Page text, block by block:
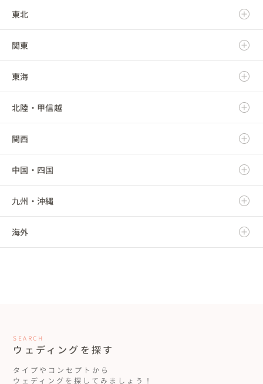
北海道
東北
青森県
岩手県
宮城県
秋田県
山形県
福島県
関東
茨城県
栃木県
群馬県
埼玉県
千葉県
東京都
東海
岐阜県
静岡県
愛知県
三重県
北陸・甲信越
新潟県
富山県
石川県
福井県
関西
滋賀県
京都府
大阪府
中国・四国
鳥取県
島根県
徳島県
九州・沖縄
福岡県
大分県
海外
SEARCH
ウェディングを探す
タイプやコンセプトから
ウェディングを探してみましょう！